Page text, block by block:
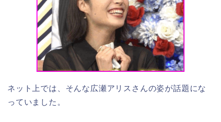
ネット上では、そんな広瀬アリスさんの姿が話題にな
っていました。